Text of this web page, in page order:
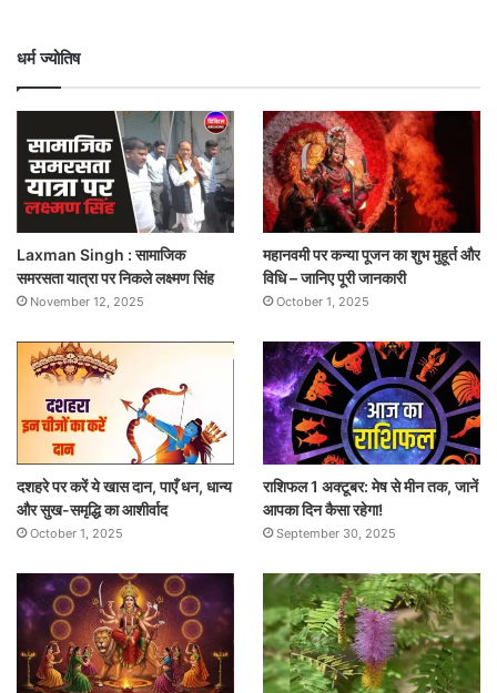
धर्म ज्योतिष
Laxman Singh : सामाजिक
समरसता यात्रा पर निकले लक्ष्मण सिंह
November 12, 2025
महानवमी पर कन्या पूजन का शुभ मुहूर्त और
विधि – जानिए पूरी जानकारी
October 1, 2025
दशहरे पर करें ये खास दान, पाएँ धन, धान्य
और सुख-समृद्धि का आशीर्वाद
October 1, 2025
राशिफल 1 अक्टूबर: मेष से मीन तक, जानें
आपका दिन कैसा रहेगा!
September 30, 2025